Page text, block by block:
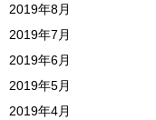
2019年8月
2019年7月
2019年6月
2019年5月
2019年4月